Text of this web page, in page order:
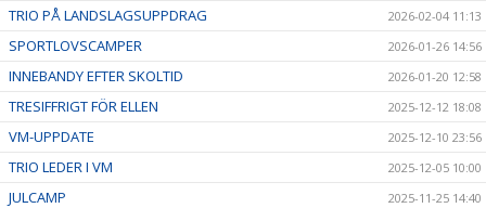
TRIO PÅ LANDSLAGSUPPDRAG 2026-02-04 11:13
SPORTLOVSCAMPER 2026-01-26 14:56
INNEBANDY EFTER SKOLTID 2026-01-20 12:58
TRESIFFRIGT FÖR ELLEN 2025-12-12 18:08
VM-UPPDATE 2025-12-10 23:56
TRIO LEDER I VM 2025-12-05 10:00
JULCAMP 2025-11-25 14:40